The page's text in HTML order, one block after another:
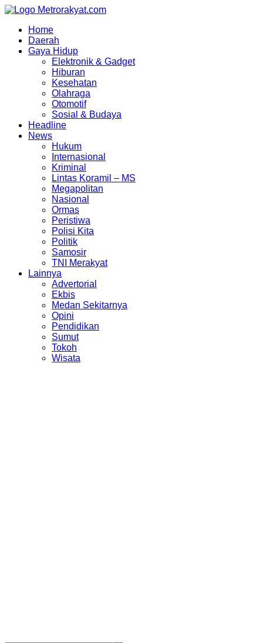
Skip
contentHome
Daerah
Gaya Hidup
Elektronik & Gadget
Hiburan
Kesehatan
Olahraga
Otomotif
Sosial & Budaya
Headline
News
Hukum
Internasional
Kriminal
Lintas Koramil – MS
Megapolitan
Nasional
Ormas
Peristiwa
Polisi Kita
Politik
Samosir
TNI Merakyat
Lainnya
Advertorial
Ekbis
Medan Sekitarnya
Opini
Pendidikan
Sumut
Tokoh
Wisata